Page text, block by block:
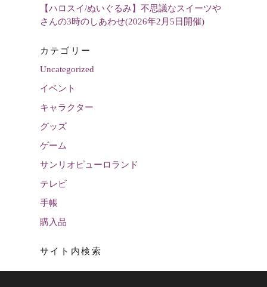
【ハロスイ/ぬいぐるみ】不思議なスイーツや
さんの3時のしあわせ(2026年2月5日開催)
カテゴリー
Uncategorized
イベント
キャラクター
グッズ
ゲーム
サンリオピューロランド
テレビ
手帳
購入品
サイト内検索